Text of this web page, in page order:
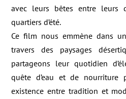
avec leurs bêtes entre leurs
quartiers d’été.
Ce film nous emmène dans
travers des paysages
partageons leur quotidien
quête d’eau et de nourriture
existence entre tradition et